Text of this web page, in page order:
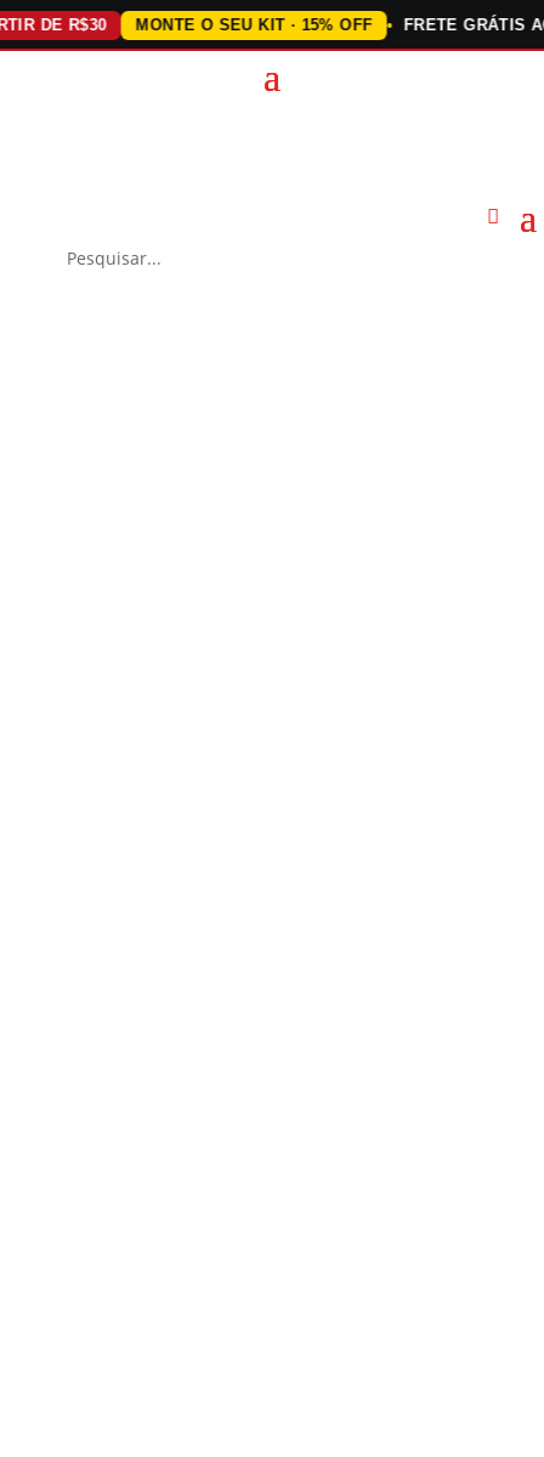
DE R$30 MONTE O SEU KIT · 15% OFF FRETE GRÁTIS